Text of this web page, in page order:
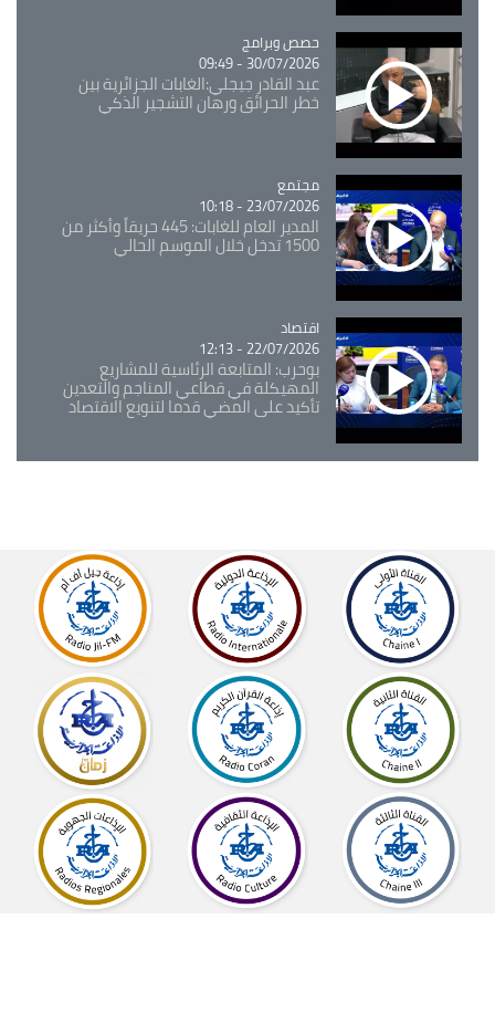
Catégorie
حصص وبرامج
30/07/2026 - 09:49
عبد القادر جيجلي:الغابات الجزائرية بين
خطر الحرائق ورهان التشجير الذكي
Catégorie
مجتمع
23/07/2026 - 10:18
المدير العام للغابات: 445 حريقاً وأكثر من
1500 تدخل خلال الموسم الحالي
Catégorie
اقتصاد
22/07/2026 - 12:13
بوحرب: المتابعة الرئاسية للمشاريع
المهيكلة في قطاعي المناجم والتعدين
تأكيد على المضي قدما لتنويع الاقتصاد